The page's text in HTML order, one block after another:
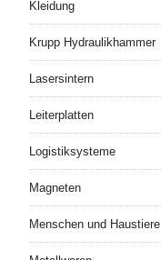
Kleidung
Krupp Hydraulikhammer
Lasersintern
Leiterplatten
Logistiksysteme
Magneten
Menschen und Haustiere